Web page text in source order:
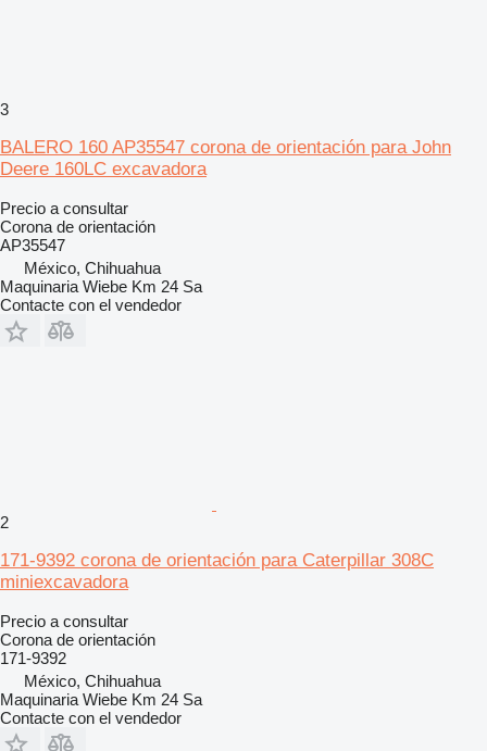
3
BALERO 160 AP35547 corona de orientación para John
Deere 160LC excavadora
Precio a consultar
Corona de orientación
AP35547
México, Chihuahua
Maquinaria Wiebe Km 24 Sa
Contacte con el vendedor
2
171-9392 corona de orientación para Caterpillar 308C
miniexcavadora
Precio a consultar
Corona de orientación
171-9392
México, Chihuahua
Maquinaria Wiebe Km 24 Sa
Contacte con el vendedor